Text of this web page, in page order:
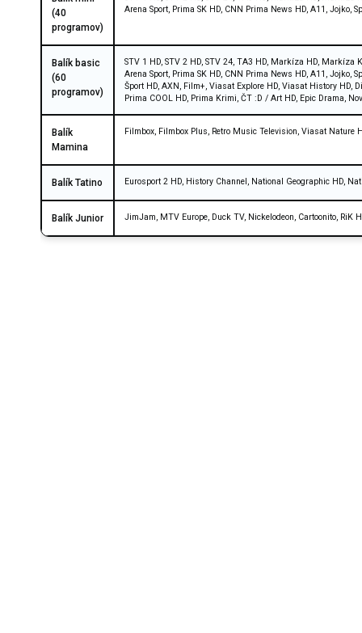
(40
programov)
Arena Sport, Prima SK HD, CNN Prima News HD, A11, Jojko,
Balík basic
(60
programov)
STV 1 HD, STV 2 HD, STV 24, TA3 HD, Markíza HD, Markíza
Arena Sport, Prima SK HD, CNN Prima News HD, A11, Jojko,
Šport HD, AXN, Film+, Viasat Explore HD, Viasat History HD,
Prima COOL HD, Prima Krimi, ČT :D / Art HD, Epic Drama,
Balík
Mamina
Filmbox, Filmbox Plus, Retro Music Television, Viasat Nature
Balík Tatino Eurosport 2 HD, History Channel, National Geographic HD,
Balík Junior JimJam, MTV Europe, Duck TV, Nickelodeon, Cartoonito, RiK